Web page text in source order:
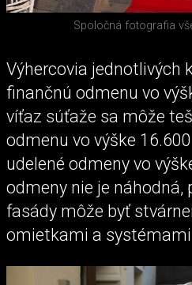
Spoločná fotografia
Výhercovia jednotlivých
finančnú odmenu vo
víťaz súťaže sa môže
odmenu vo výške
udelené odmeny vo
odmeny nie je náhodná,
fasády môže byť
omietkami a